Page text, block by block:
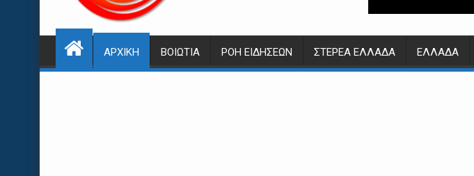
ΑΡΧΙΚΉ ΒΟΙΩΤΊΑ ΡΟΉ ΕΙΔΉΣΕΩΝ ΣΤΕΡΕΆ ΕΛΛΆΔΑ ΕΛΛΆΔΑ